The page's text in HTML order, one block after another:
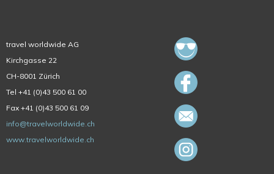
travel worldwide AG
Kirchgasse 22
CH-8001 Zürich
Tel +41 (0)43 500 61 00
Fax +41 (0)43 500 61 09
info@travelworldwide.ch
www.travelworldwide.ch